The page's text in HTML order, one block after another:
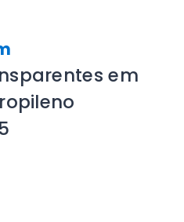
em